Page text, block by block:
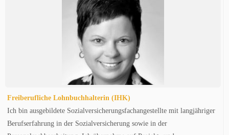
Freiberufliche Lohnbuchhalterin (IHK)
Ich bin ausgebildete Sozialversicherungsfachangestellte mit langjähriger
Berufserfahrung in der Sozialversicherung sowie in der